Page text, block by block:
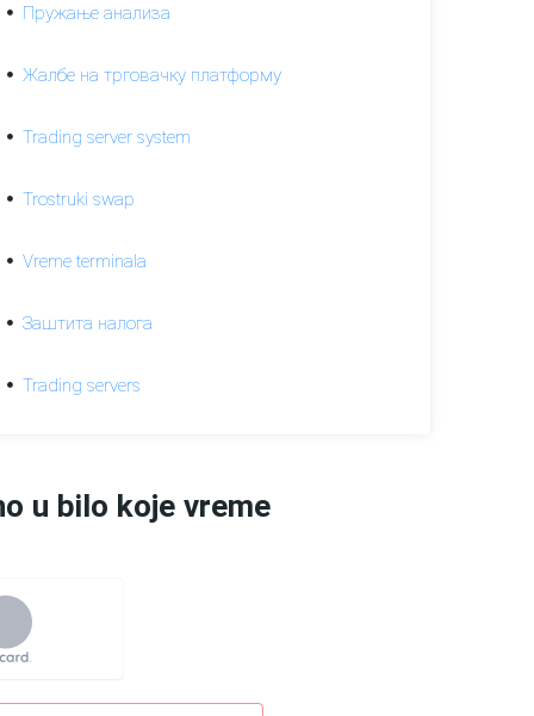
Пружање анализа
Жалбе на трговачку платформу
Trading server system
Trostruki swap
Vreme terminala
Заштита налога
Trading servers
u bilo koje vreme